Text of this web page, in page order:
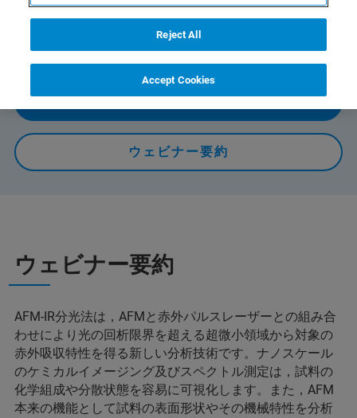
定・解析の様子を交えて詳しくご紹介していきます
オンデマンドで視聴する
ウェビナー要約
ウェビナー要約
AFM-IR分光法は，AFMと赤外パルスレーザーとの組み合
わせにより光の回析限界を超える超微小領域から対象の
赤外吸収特性を得る新しい分析技術です。ナノスケール
のケミカルイメージング及びスペクトル測定は，試料の
化学組成や分散状態を容易に可視化します。また，AFM
本来の機能として試料の表面形状やその機械特性を分析
Reject All
Accept Cookies